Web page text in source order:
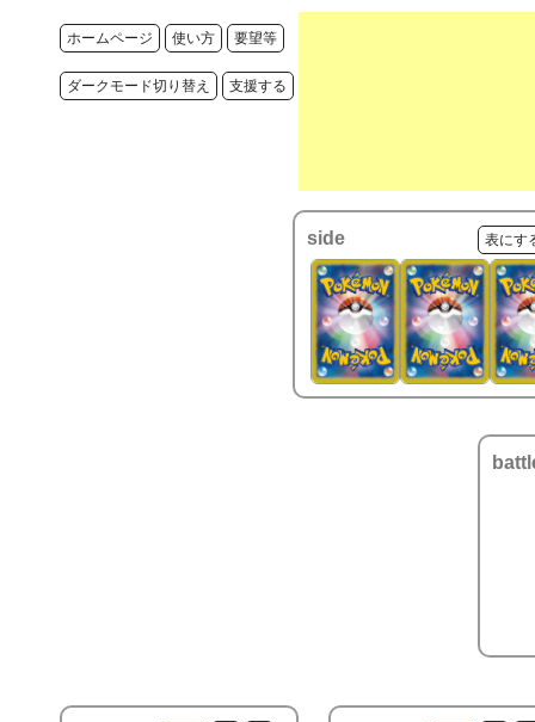
ホームページ 使い方 要望等
ダークモード切り替え 支援する
side 表にす